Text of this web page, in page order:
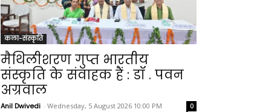
कला-संस्कृति
मैथिलीशरण गुप्त भारतीय
संस्कृति के संवाहक हैं : डॉ . पवन
अग्रवाल
Anil Dwivedi - Wednesday, 5 August 2026 10:00 PM 0